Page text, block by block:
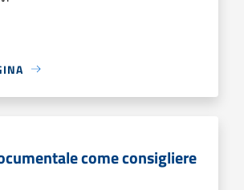
come consigliere